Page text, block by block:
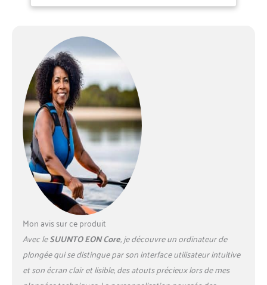
Mon avis sur ce produit
Avec leSUUNTO EON Core, je découvre un ordinateur de
plongée qui se distingue par son interface utilisateur intuitive
et son écran clair et lisible, des atouts précieux lors de mes